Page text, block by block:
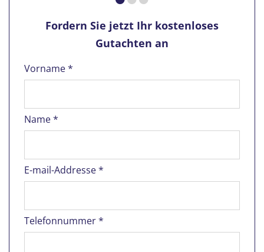
Fordern Sie jetzt Ihr kostenloses
Gutachten an
Vorname *
Name *
E-mail-Addresse *
Telefonnummer *